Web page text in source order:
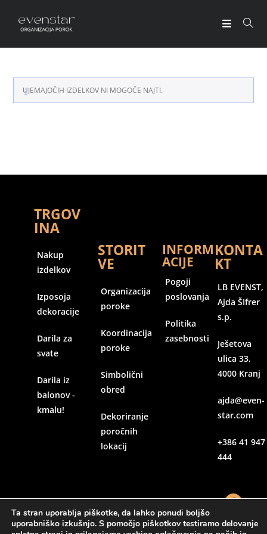
UJEMAJOČIH IZDELKOV NI MOGOČE NAJTI.
TRGOV
INA
Nakup
izdelkov
Izposoja
dekoracije
Darila za
svate
Darila iz
balonov -
kmalu!
STORIT
VE
Organizacija
poroke
Koordinacija
poroke
Simbolični
obred
Dekoriranje
poročnih
lokacij
INFORM
ACIJE
Pogoji
poslovanja
Politika
zasebnosti
KONTA
KT
LB EVENST,
Ajda ŠIfrer
s.p.
Ješetova
ulica 33,
4000 Kranj
ajda@even-
star.com
+386 41 947
444
Ta stran uporablja piškotke, da lahko ponudi boljšo
uporabniško izkušnjo. S pomočjo piškotkov testiramo delovanje